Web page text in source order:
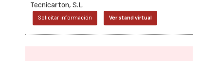
Tecnicarton, S.L.
Solicitar información Ver stand virtual